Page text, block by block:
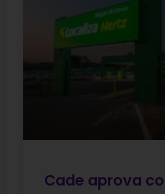
Cade aprova